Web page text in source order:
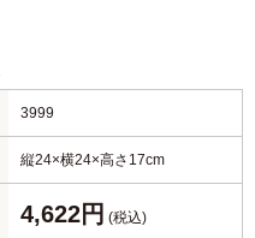
3999
縦24×横24×高さ17cm
4,622円 (税込)